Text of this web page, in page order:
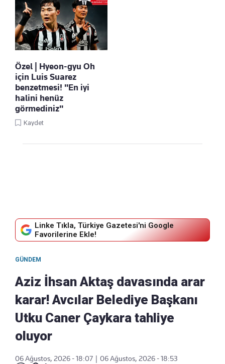
Özel | Hyeon-gyu Oh
için Luis Suarez
benzetmesi! "En iyi
halini henüz
görmediniz"
Kaydet
Linke Tıkla, Türkiye Gazetesi'ni Google
Favorilerine Ekle!
GÜNDEM
Aziz İhsan Aktaş davasında arar
karar! Avcılar Belediye Başkanı
Utku Caner Çaykara tahliye
oluyor
06 Ağustos, 2026 - 18:07
06 Ağustos, 2026 - 18:53